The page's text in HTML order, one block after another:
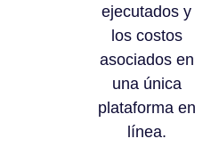
ejecutados y
los costos
asociados en
una única
plataforma en
línea.